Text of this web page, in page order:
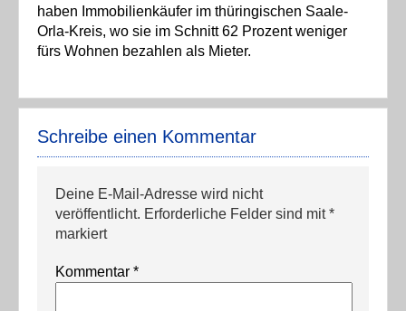
haben Immobilienkäufer im thüringischen Saale-
Orla-Kreis, wo sie im Schnitt 62 Prozent weniger
fürs Wohnen bezahlen als Mieter.
Schreibe einen Kommentar
Deine E-Mail-Adresse wird nicht
veröffentlicht. Erforderliche Felder sind mit*
markiert
Kommentar *